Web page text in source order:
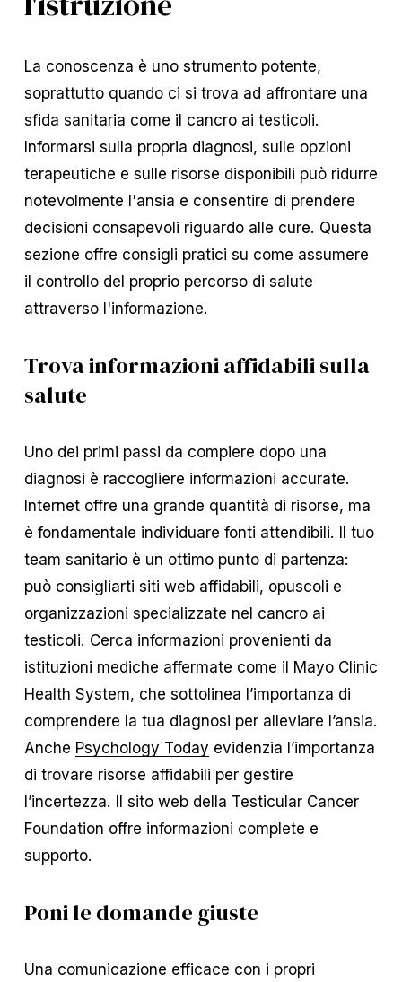
La conoscenza è uno strumento potente,
soprattutto quando ci si trova ad affrontare una
sfida sanitaria come il cancro ai testicoli.
Informarsi sulla propria diagnosi, sulle opzioni
terapeutiche e sulle risorse disponibili può ridurre
notevolmente l'ansia e consentire di prendere
decisioni consapevoli riguardo alle cure. Questa
sezione offre consigli pratici su come assumere
il controllo del proprio percorso di salute
attraverso l'informazione.
Trova informazioni affidabili sulla
salute
Uno dei primi passi da compiere dopo una
diagnosi è raccogliere informazioni accurate.
Internet offre una grande quantità di risorse, ma
è fondamentale individuare fonti attendibili. Il tuo
team sanitario è un ottimo punto di partenza:
può consigliarti siti web affidabili, opuscoli e
organizzazioni specializzate nel cancro ai
testicoli. Cerca informazioni provenienti da
istituzioni mediche affermate come il Mayo Clinic
Health System, che sottolinea l’importanza di
comprendere la tua diagnosi per alleviare l’ansia.
Anche Psychology Today evidenzia l’importanza
di trovare risorse affidabili per gestire
l’incertezza. Il sito web della Testicular Cancer
Foundation offre informazioni complete e
supporto.
Poni le domande giuste
Una comunicazione efficace con i propri